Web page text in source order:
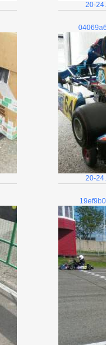
20-
20-